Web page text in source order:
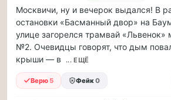
столице
обсуждаем
новые
тарифы,
электробусы
и
дефицит
Москвичи, ну и вечерок выдался! В
остановки «Басманный двор» на
улице загорелся трамвай «Львенок»
№2. Очевидцы говорят, что дым
крыши — в
... ЕЩЁ
Верю 5 Фейк0